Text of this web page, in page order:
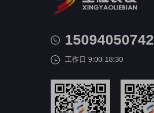
15094050742
工作日 9:00-18:30